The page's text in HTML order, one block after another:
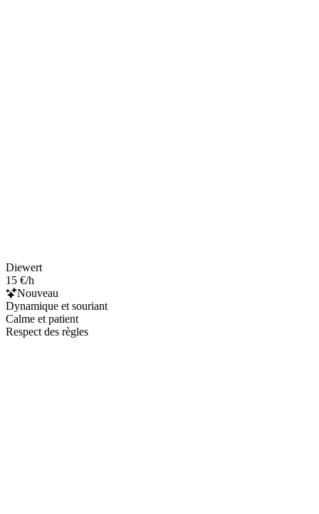
Diewert
15 €/h
Nouveau
Dynamique et souriant
Calme et patient
Respect des règles